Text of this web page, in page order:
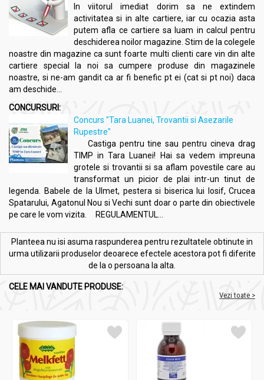
In viitorul imediat dorim sa ne extindem
activitatea si in alte cartiere, iar cu ocazia asta
putem afla ce cartiere sa luam in calcul pentru
deschiderea noilor magazine. Stim de la colegele
noastre din magazine ca sunt foarte multi clienti care vin din alte
cartiere special la noi sa cumpere produse din magazinele
noastre, si ne-am gandit ca ar fi benefic pt ei (cat si pt noi) daca
am deschide...
CONCURSURI:
Concurs "Tara Luanei, Trovantii si Asezarile
Rupestre"
Castiga pentru tine sau pentru cineva drag
TIMP in Tara Luanei! Hai sa vedem impreuna
grotele si trovantii si sa aflam povestile care au
transformat un picior de plai intr-un tinut de
legenda. Babele de la Ulmet, pestera si biserica lui Iosif, Crucea
Spatarului, Agatonul Nou si Vechi sunt doar o parte din obiectivele
pe care le vom vizita. REGULAMENTUL...
Planteea nu isi asuma raspunderea pentru rezultatele obtinute in
urma utilizarii produselor deoarece efectele acestora pot fi diferite
de la o persoana la alta.
CELE MAI VANDUTE PRODUSE:
Vezi toate >